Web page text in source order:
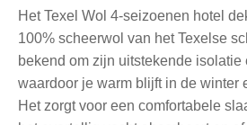
Het Texel Wol 4-seizoenen hotel
100% scheerwol van het Texelse
bekend om zijn uitstekende isolatie
waardoor je warm blijft in de winter
Het zorgt voor een comfortabele